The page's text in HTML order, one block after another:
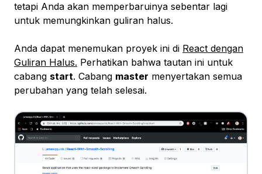
tetapi Anda akan memperbaruinya sebentar lagi
untuk memungkinkan guliran halus.
Anda dapat menemukan proyek ini di React dengan
Guliran Halus. Perhatikan bahwa tautan ini untuk
cabang start. Cabang master menyertakan semua
perubahan yang telah selesai.